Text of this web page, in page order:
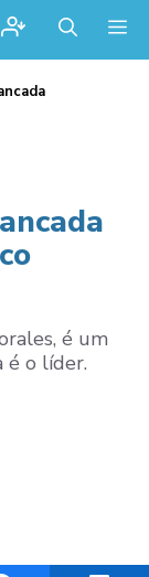
é um
é o líder.